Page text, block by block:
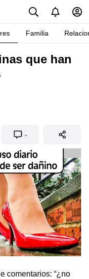
Familia
que han
-
comentarios: “¿no